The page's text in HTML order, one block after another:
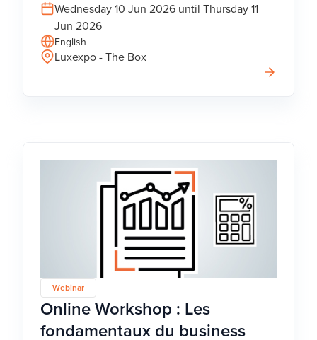
Wednesday 10 Jun 2026 until Thursday 11
Jun 2026
English
Luxexpo - The Box
Webinar
Online Workshop : Les
fondamentaux du business